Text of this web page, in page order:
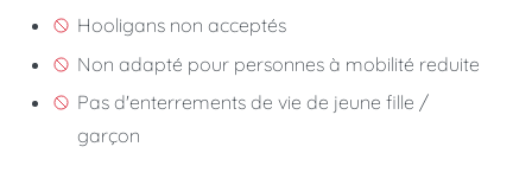
Hooligans non acceptés
Non adapté pour personnes à mobilité reduite
Pas d'enterrements de vie de jeune fille /
garçon